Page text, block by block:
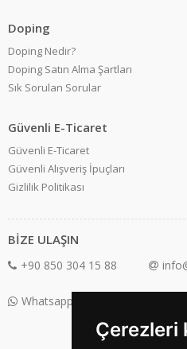
Çerezleri
Doping
Doping Nedir?
Doping Satın Alma Şartları
Sık Sorulan Sorular
Güvenli E-Ticaret
Güvenli E-Ticaret
Güvenli Alışveriş İpuçları
Gizlilik Politikası
BİZE ULAŞIN
+90 850 304 15 88
Whatsapp Destek: +90 850 304